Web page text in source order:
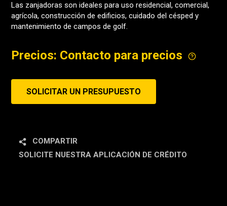
Las zanjadoras son ideales para uso residencial, comercial,
agrícola, construcción de edificios, cuidado del césped y
mantenimiento de campos de golf.
Precios: Contacto para precios
SOLICITAR UN PRESUPUESTO
COMPARTIR
SOLICITE NUESTRA APLICACIÓN DE CRÉDITO